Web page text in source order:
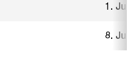
1. Juni
8. Juni